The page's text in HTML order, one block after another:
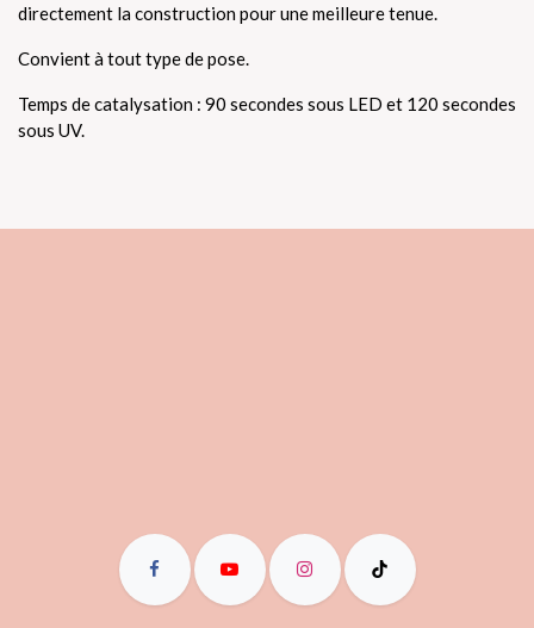
directement la construction pour une meilleure tenue.
Convient à tout type de pose.
Temps de catalysation : 90 secondes sous LED et 120 secondes
sous UV.